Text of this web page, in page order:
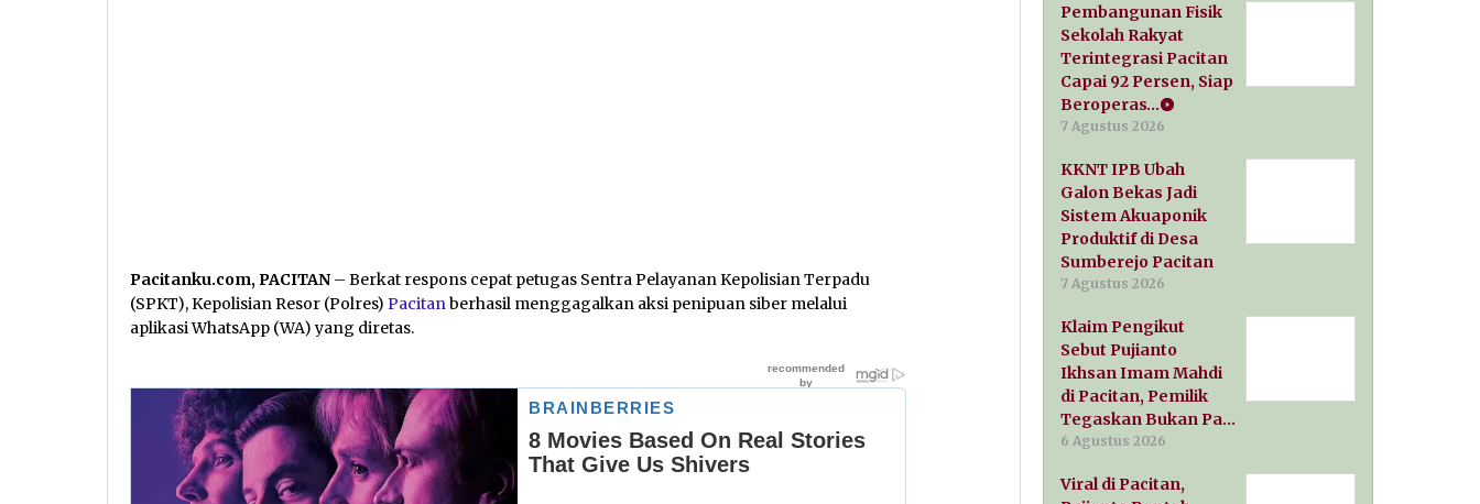
Pacitanku.com, PACITAN – Berkat respons cepat petugas Sentra Pelayanan Kepolisian Terpadu
(SPKT), Kepolisian Resor (Polres) Pacitanberhasil menggagalkan aksi penipuan siber melalui
aplikasi WhatsApp (WA) yang diretas.
Pembangunan Fisik
Sekolah Rakyat
Terintegrasi Pacitan
Capai 92 Persen, Siap
Beroperas…
7 Agustus 2026
KKNT IPB Ubah
Galon Bekas Jadi
Sistem Akuaponik
Produktif di Desa
Sumberejo Pacitan
7 Agustus 2026
Klaim Pengikut
Sebut Pujianto
Ikhsan Imam Mahdi
di Pacitan, Pemilik
Tegaskan Bukan Pa…
6 Agustus 2026
Viral di Pacitan,